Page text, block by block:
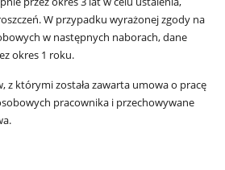
W przypadku wyrażonej zgody na
w następnych naborach, dane
okres 1 roku.
z którymi została zawarta umowa o pracę
pracownika i przechowywane